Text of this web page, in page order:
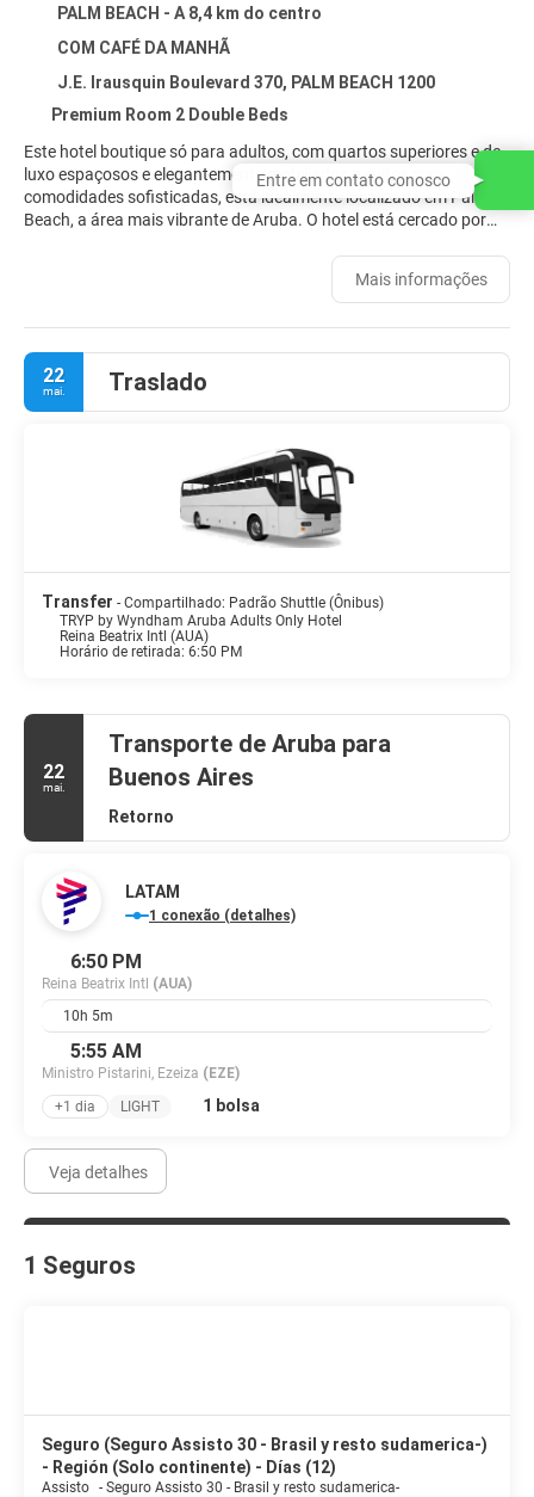
PALM BEACH - A 8,4 km do centro
COM CAFÉ DA MANHÃ
J.E. Irausquin Boulevard 370, PALM BEACH 1200
Premium Room 2 Double Beds
Este hotel boutique só para adultos, com quartos superiores e de
luxo espaçosos e elegantemente mobiliados e suítes com
comodidades sofisticadas, está idealmente localizado em Palm
Beach, a área mais vibrante de Aruba. O hotel está cercado por
atividades, todos a uma curta distância. O TRYP by Wyndham
Aruba oferece aos hóspedes um coquetel de boas-vindas na
acesso gratuito à Internet no business center. Do outro lado da
rua, em frente ao hotel, fica uma praia de areia branca digna de
cartão postal, onde os hóspedes podem relaxar em cadeiras de
praia gratuitas. O hotel estende o serviço de bebidas e toalhas a
Mais informações
22
mai. Traslado
Transfer - Compartilhado: Padrão Shuttle (Ônibus)
TRYP by Wyndham Aruba Adults Only Hotel
Reina Beatrix Intl (AUA)
Horário de retirada: 6:50 PM
22
mai.
Transporte de Aruba para
Buenos Aires
Retorno
LATAM
1 conexão (detalhes)
6:50 PM
Reina Beatrix Intl (AUA)
10h 5m
5:55 AM
Ministro Pistarini, Ezeiza (EZE)
+1 dia
LIGHT 1 bolsa
Veja detalhes
1 Seguros
Seguro (Seguro Assisto 30 - Brasil y resto sudamerica-)
- Región (Solo continente) - Días (12)
Assisto - Seguro Assisto 30 - Brasil y resto sudamerica-
Entre em contato conosco